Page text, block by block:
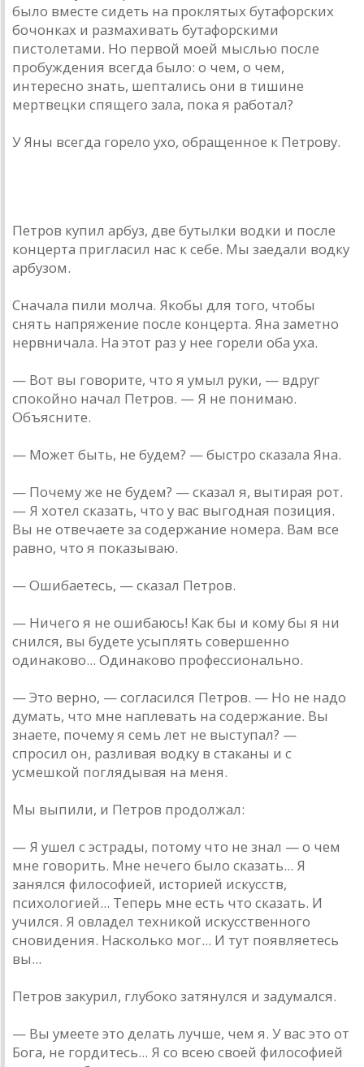
было вместе сидеть на проклятых бутафорских
бочонках и размахивать бутафорскими
пистолетами. Но первой моей мыслью после
пробуждения всегда было: о чем, о чем,
интересно знать, шептались они в тишине
мертвецки спящего зала, пока я работал?
У Яны всегда горело ухо, обращенное к Петрову.
Петров купил арбуз, две бутылки водки и после
концерта пригласил нас к себе. Мы заедали водку
арбузом.
Сначала пили молча. Якобы для того, чтобы
снять напряжение после концерта. Яна заметно
нервничала. На этот раз у нее горели оба уха.
— Вот вы говорите, что я умыл руки, — вдруг
спокойно начал Петров. — Я не понимаю.
Объясните.
— Может быть, не будем? — быстро сказала Яна.
— Почему же не будем? — сказал я, вытирая рот.
— Я хотел сказать, что у вас выгодная позиция.
Вы не отвечаете за содержание номера. Вам все
равно, что я показываю.
— Ошибаетесь, — сказал Петров.
— Ничего я не ошибаюсь! Как бы и кому бы я ни
снился, вы будете усыплять совершенно
одинаково... Одинаково профессионально.
— Это верно, — согласился Петров. — Но не надо
думать, что мне наплевать на содержание. Вы
знаете, почему я семь лет не выступал? —
спросил он, разливая водку в стаканы и с
усмешкой поглядывая на меня.
Мы выпили, и Петров продолжал:
— Я ушел с эстрады, потому что не знал — о чем
мне говорить. Мне нечего было сказать... Я
занялся философией, историей искусств,
психологией... Теперь мне есть что сказать. И
учился. Я овладел техникой искусственного
сновидения. Насколько мог... И тут появляетесь
вы...
Петров закурил, глубоко затянулся и задумался.
— Вы умеете это делать лучше, чем я. У вас это от
Бога, не гордитесь... Я со всею своей философией